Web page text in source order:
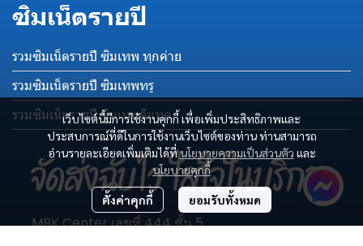
เว็บไซต์นี้มีการใช้งานคุกกี้ เพื่อเพิ่มประสิทธิภาพและ
ประสบการณ์ที่ดีในการใช้งานเว็บไซต์ของท่าน ท่านสามารถ
อ่านรายละเอียดเพิ่มเติมได้ที่นโยบายความเป็นส่วนตัว และ
นโยบายคุกกี้
ตั้งค่าคุกกี้ ยอมรับทั้งหมด
ซิมเน็ตรายปี
รวมซิมเน็ตรายปี ซิมเทพ ทุกค่าย
รวมซิมเน็ตรายปี ซิมเทพทรู
รวมซิมเน็ตรายปี ซิมเทพดีแทค
MBK Center เลขที่ 444 ชั้น 5